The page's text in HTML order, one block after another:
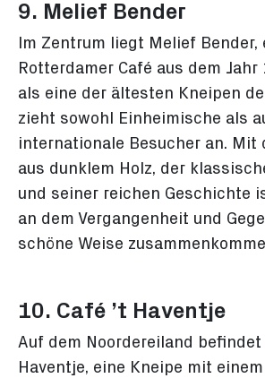
9. Melief Bender
Im Zentrum liegt Melief
Rotterdamer Café aus dem
als eine der ältesten Kneipen
zieht sowohl Einheimische als
internationale Besucher an. Mit
aus dunklem Holz, der
und seiner reichen Geschichte
an dem Vergangenheit und
schöne Weise
10. Café ’t Haventje
Auf dem Noordereiland befindet
Haventje, eine Kneipe mit